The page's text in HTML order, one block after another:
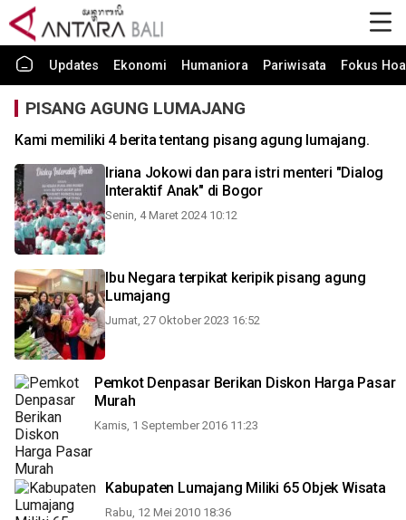
Updates Ekonomi Humaniora Pariwisata Fokus
PISANG AGUNG LUMAJANG
Kami memiliki 4 berita tentang pisang agung lumajang.
Iriana Jokowi dan para istri menteri "Dialog
Interaktif Anak" di Bogor
Senin, 4 Maret 2024 10:12
Ibu Negara terpikat keripik pisang agung
Lumajang
Jumat, 27 Oktober 2023 16:52
Pemkot Denpasar Berikan Diskon Harga Pasar
Murah
Kamis, 1 September 2016 11:23
Kabupaten Lumajang Miliki 65 Objek Wisata
Rabu, 12 Mei 2010 18:36